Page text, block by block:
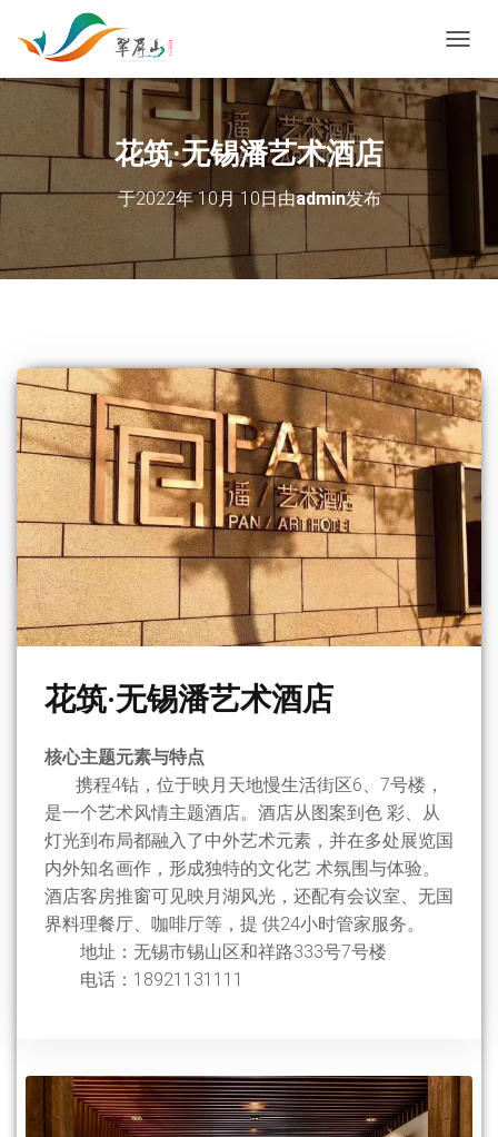
花筑·无锡潘艺术酒店
于2022年 10月 10日由admin发布
花筑·无锡潘艺术酒店
核心主题元素与特点
携程4钻，位于映月天地慢生活街区6、7号楼，
是一个艺术风情主题酒店。酒店从图案到色 彩、从
灯光到布局都融入了中外艺术元素，并在多处展览国
内外知名画作，形成独特的文化艺 术氛围与体验。
酒店客房推窗可见映月湖风光，还配有会议室、无国
界料理餐厅、咖啡厅等，提 供24小时管家服务。
地址：无锡市锡山区和祥路333号7号楼
电话：18921131111